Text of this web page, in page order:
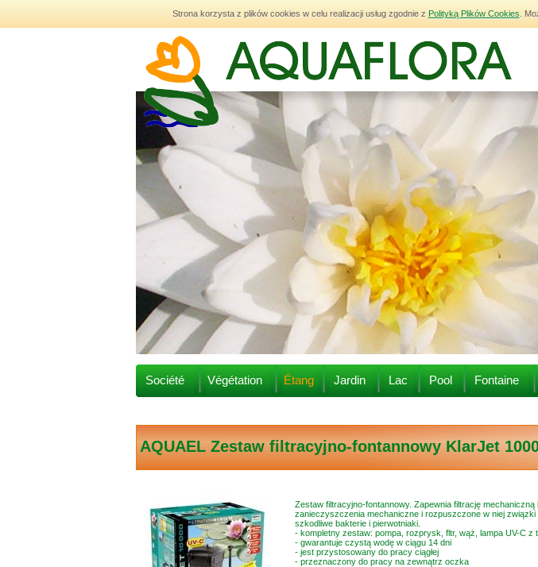
Strona korzysta z plików cookies w celu realizacji usług zgodnie z Polityką Plików Cookies .
Société Végétation Étang Jardin Lac Pool Fontaine
AQUAEL Zestaw filtracyjno-fontannowy KlarJet
Zestaw filtracyjno-fontannowy. Zapewnia filtrację
zanieczyszczenia mechaniczne i rozpuszczone w niej
szkodliwe bakterie i pierwotniaki.
- kompletny zestaw: pompa, rozprysk, fltr, wąż, lampa UV-C z
- gwarantuje czystą wodę w ciągu 14 dni
- jest przystosowany do pracy ciągłej
- przeznaczony do pracy na zewnątrz oczka